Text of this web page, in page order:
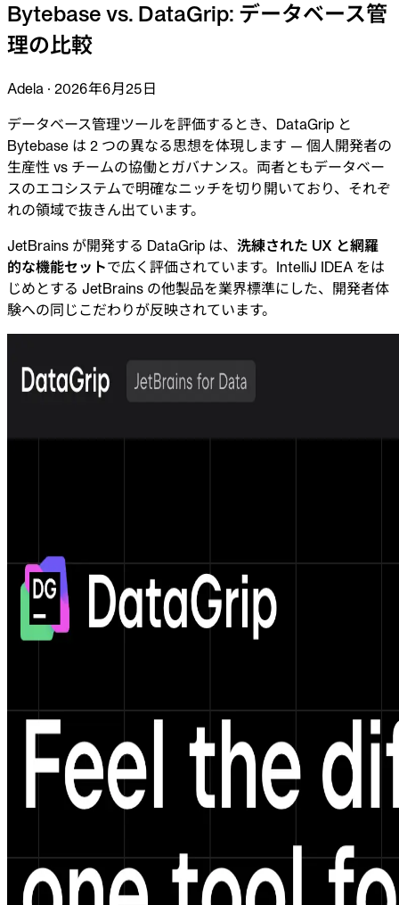
Liquibase
ドキュメント
はじめに
Terraform
API
MCP
Bytebase vs. DataGrip: データベース管
理の比較
Adela · 2026年6月25日
データベース管理ツールを評価するとき、DataGrip と
Bytebase は 2 つの異なる思想を体現します — 個人開発者の
生産性 vs チームの協働とガバナンス。両者ともデータベー
スのエコシステムで明確なニッチを切り開いており、それぞ
れの領域で抜きん出ています。
JetBrains が開発する DataGrip は、 洗練された UX と網羅
的な機能セットで広く評価されています。IntelliJ IDEA をは
じめとする JetBrains の他製品を業界標準にした、開発者体
験への同じこだわりが反映されています。